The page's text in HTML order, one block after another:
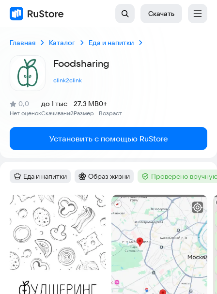
Скачать
Главная Каталог Еда и напитки
Foodsharing
clink2clink
Рейтинг:
0,0
(
Нет оценок
)
Скачиваний
до 1 тыс
Размер
27.3 MB
Возраст
0+
Установить с помощью RuStore
Категория:
Еда и напитки Категория:
Образ жизни Тег :Проверено
Скриншоты